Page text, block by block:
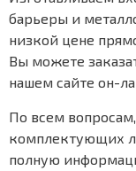
барьеры и
низкой цене
Вы можете
нашем сайте он-
По всем
комплектующих
полную